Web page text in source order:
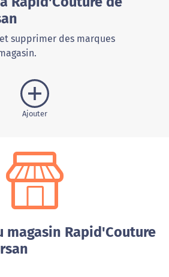
supprimer des marques
Ajouter
magasin Rapid'Couture